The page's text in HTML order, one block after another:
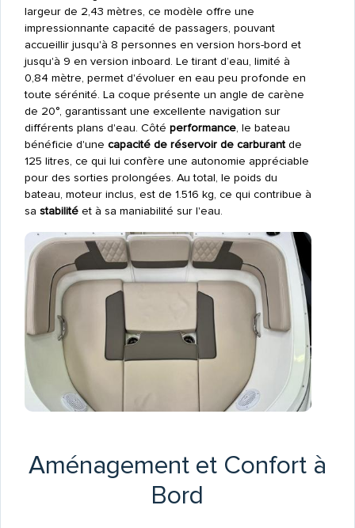
largeur de 2,43 mètres, ce modèle offre une
impressionnante capacité de passagers, pouvant
accueillir jusqu'à 8 personnes en version hors-bord et
jusqu'à 9 en version inboard. Le tirant d’eau, limité à
0,84 mètre, permet d'évoluer en eau peu profonde en
toute sérénité. La coque présente un angle de carène
de 20°, garantissant une excellente navigation sur
différents plans d'eau. Côté performance, le bateau
bénéficie d'une capacité de réservoir de carburantde
125 litres, ce qui lui confère une autonomie appréciable
pour des sorties prolongées. Au total, le poids du
bateau, moteur inclus, est de 1.516 kg, ce qui contribue à
sa stabilitéet à sa maniabilité sur l'eau.
Aménagement et Confort à
Bord